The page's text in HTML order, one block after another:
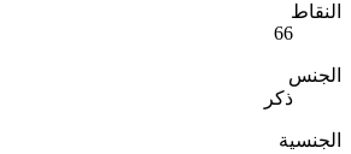
النقاط
66
الجنس
ذكر
الجنسية